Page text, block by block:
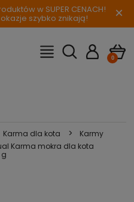
w SUPER CENACH!
szybko znikają! ×
Karma dla kota >
Karmy
Karma mokra dla kota
g